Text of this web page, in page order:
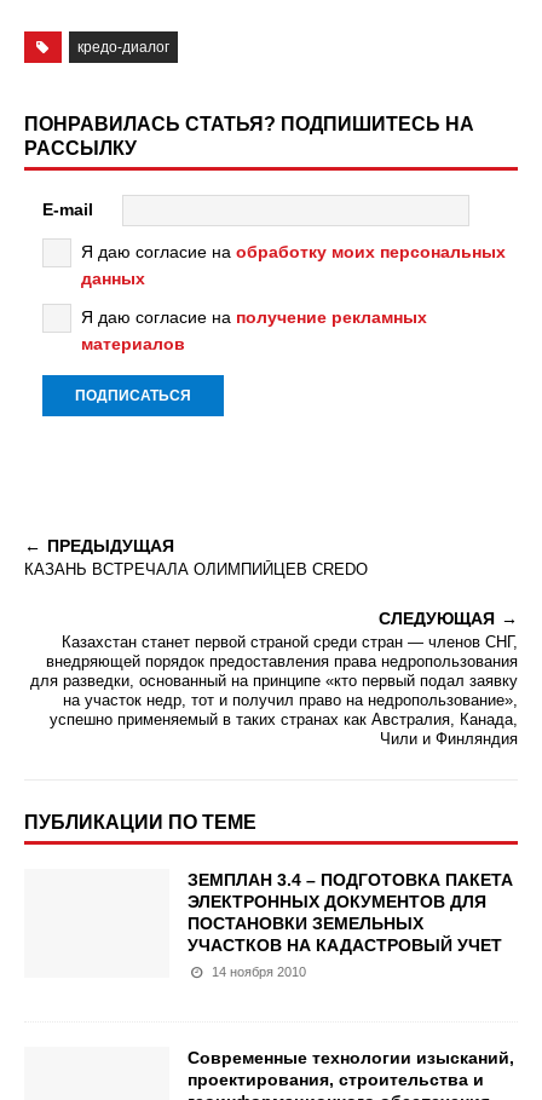
кредо-диалог
ПОНРАВИЛАСЬ СТАТЬЯ? ПОДПИШИТЕСЬ НА
РАССЫЛКУ
E-mail
Я даю согласие на обработку моих персональных
данных
Я даю согласие на получение рекламных
материалов
ПРЕДЫДУЩАЯ
КАЗАНЬ ВСТРЕЧАЛА ОЛИМПИЙЦЕВ CREDO
СЛЕДУЮЩАЯ
Казахстан станет первой страной среди стран — членов СНГ,
внедряющей порядок предоставления права недропользования
для разведки, основанный на принципе «кто первый подал заявку
на участок недр, тот и получил право на недропользование»,
успешно применяемый в таких странах как Австралия, Канада,
Чили и Финляндия
ПУБЛИКАЦИИ ПО ТЕМЕ
ЗЕМПЛАН 3.4 – ПОДГОТОВКА ПАКЕТА
ЭЛЕКТРОННЫХ ДОКУМЕНТОВ ДЛЯ
ПОСТАНОВКИ ЗЕМЕЛЬНЫХ
УЧАСТКОВ НА КАДАСТРОВЫЙ УЧЕТ
14 ноября 2010
Современные технологии изысканий,
проектирования, строительства и